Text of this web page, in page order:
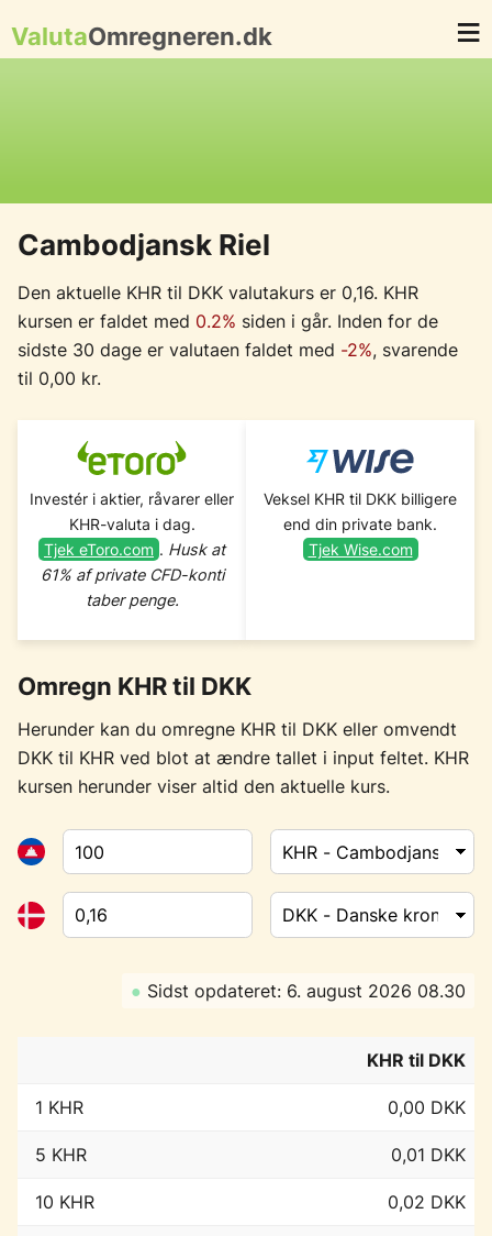
ValutaOmregneren.dk
Cambodjansk Riel
Den aktuelle KHR til DKK valutakurs er 0,16. KHR
kursen er faldet med 0.2% siden i går. Inden for de
sidste 30 dage er valutaen faldet med -2%, svarende
til 0,00 kr.
Investér i aktier, råvarer eller
KHR-valuta i dag.
Tjek eToro.com . Husk at
61% af private CFD-konti
taber penge.
Veksel KHR til DKK billigere
end din private bank.
Tjek Wise.com
Omregn KHR til DKK
Herunder kan du omregne KHR til DKK eller omvendt
DKK til KHR ved blot at ændre tallet i input feltet. KHR
kursen herunder viser altid den aktuelle kurs.
● Sidst opdateret: 6. august 2026 08.30
KHR til DKK
1 KHR 0,00 DKK
5 KHR 0,01 DKK
10 KHR 0,02 DKK